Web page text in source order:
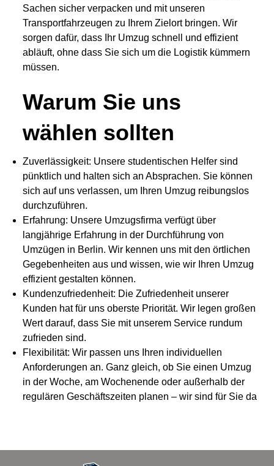
Sachen sicher verpacken und mit unseren
Transportfahrzeugen zu Ihrem Zielort bringen. Wir
sorgen dafür, dass Ihr Umzug schnell und effizient
abläuft, ohne dass Sie sich um die Logistik kümmern
müssen.
Warum Sie uns
wählen sollten
Zuverlässigkeit: Unsere studentischen Helfer sind
pünktlich und halten sich an Absprachen. Sie können
sich auf uns verlassen, um Ihren Umzug reibungslos
durchzuführen.
Erfahrung: Unsere Umzugsfirma verfügt über
langjährige Erfahrung in der Durchführung von
Umzügen in Berlin. Wir kennen uns mit den örtlichen
Gegebenheiten aus und wissen, wie wir Ihren Umzug
effizient gestalten können.
Kundenzufriedenheit: Die Zufriedenheit unserer
Kunden hat für uns oberste Priorität. Wir legen großen
Wert darauf, dass Sie mit unserem Service rundum
zufrieden sind.
Flexibilität: Wir passen uns Ihren individuellen
Anforderungen an. Ganz gleich, ob Sie einen Umzug
in der Woche, am Wochenende oder außerhalb der
regulären Geschäftszeiten planen – wir sind für Sie da